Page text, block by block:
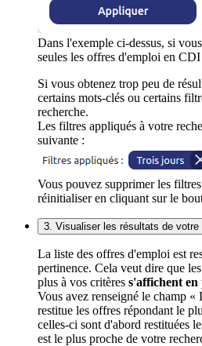
Dans l'exemple ci-dessus, si
seules les offres d'emploi en
Si vous obtenez trop peu de
certains mots-clés ou certains
recherche.
Les filtres appliqués à votre
suivante :
Vous pouvez supprimer les
réinitialiser en cliquant sur le
3. Visualiser les résultats de votre
La liste des offres d'emploi est
pertinence. Cela veut dire que
plus à vos critères s'affichent
Vous avez renseigné le champ
restitue les offres répondant le
celles-ci sont d'abord restituées
est le plus proche de votre